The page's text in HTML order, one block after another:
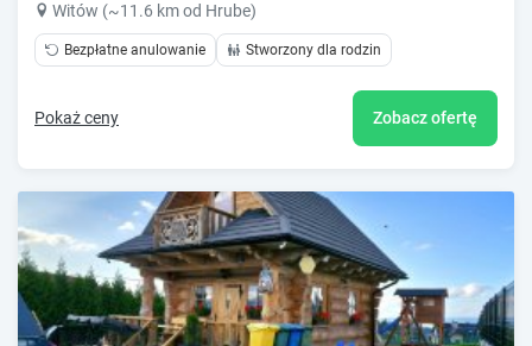
Witów (~11.6 km od Hrube)
Bezpłatne anulowanie Stworzony dla rodzin
Pokaż ceny Zobacz ofertę